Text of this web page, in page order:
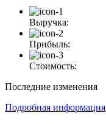
Выручка:
Прибыль:
Стоимость:
Последние изменения
Подробная информация